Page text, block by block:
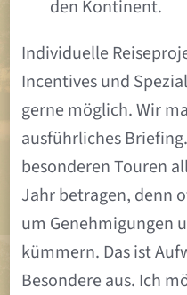
den Kontinent.
Individuelle
Incentives und
gerne möglich. Wir
ausführliches
besonderen Touren
Jahr betragen, denn
um Genehmigungen
kümmern. Das ist
Besondere aus. Ich